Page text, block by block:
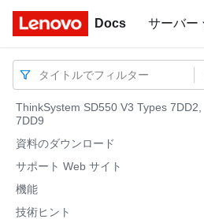
Docs サーバー
Docs
タイトルでフィルター
ThinkSystem SD550 V3 Types 7DD2,
7DD9
資料のダウンロード
サポート Web サイト
機能
技術ヒント